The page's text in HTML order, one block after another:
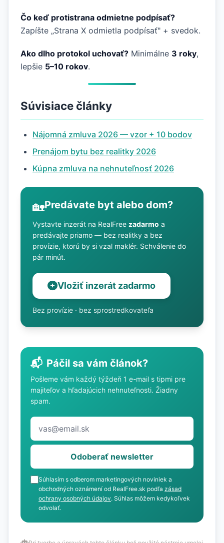
Čo keď protistrana odmietne podpísať?
Zapíšte „Strana X odmietla podpísať" + svedok.
Ako dlho protokol uchovať? Minimálne 3 roky,
lepšie 5–10 rokov.
Súvisiace články
Nájomná zmluva 2026 — vzor + 10 bodov
Prenájom bytu bez realitky 2026
Kúpna zmluva na nehnuteľnosť 2026
🏡Predávate byt alebo dom?
Vystavte inzerát na RealFree zadarmo a
predávajte priamo — bez realitky a bez
provízie, ktorú by si vzal maklér. Schválenie do
pár minút.
Vložiť inzerát zadarmo
Bez provízie · bez sprostredkovateľa
📬 Páčil sa vám článok?
Pošleme vám každý týždeň 1 e-mail s tipmi pre
majiteľov a hľadajúcich nehnuteľnosti. Žiadny
spam.
Odoberať newsletter
Súhlasím s odberom marketingových noviniek a
obchodných oznámení od RealFree.sk podľa zásad
ochrany osobných údajov. Súhlas môžem kedykoľvek
odvolať.